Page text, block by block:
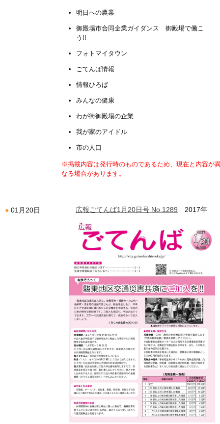
明日への農業
御殿場市合同企業ガイダンス 御殿場で働こ
う!!
フォトマイタウン
ごてんば情報
情報ひろば
みんなの健康
わが街御殿場の企業
我が家のアイドル
市の人口
※掲載内容は発行時のものであるため、現在と内容が
なる場合があります。
01月20日 広報ごてんば1月20日号 No.1289 2017年